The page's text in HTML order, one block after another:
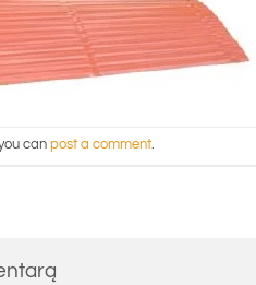
can post a comment.